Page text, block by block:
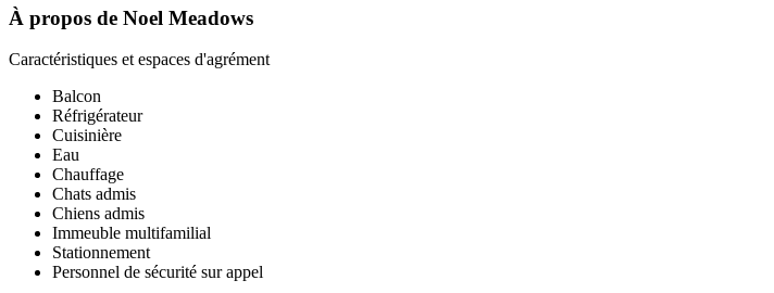
À propos de Noel Meadows
Caractéristiques et espaces d'agrément
Balcon
Réfrigérateur
Cuisinière
Eau
Chauffage
Chats admis
Chiens admis
Immeuble multifamilial
Stationnement
Personnel de sécurité sur appel